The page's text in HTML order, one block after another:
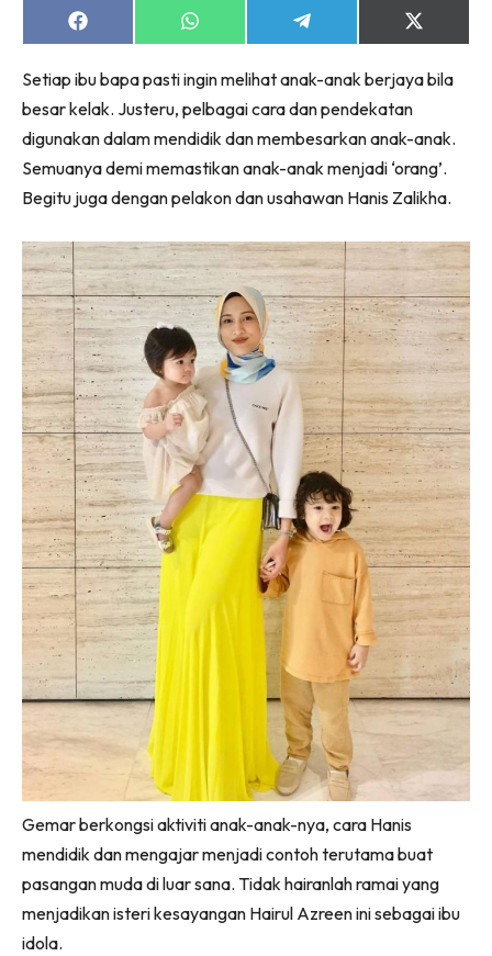
Share
on
Share
on
Share
on
Share
on
(Twitter)
Setiap ibu bapa pasti ingin melihat anak-anak berjaya bila
besar kelak. Justeru, pelbagai cara dan pendekatan
digunakan dalam mendidik dan membesarkan anak-anak.
Semuanya demi memastikan anak-anak menjadi ‘orang’.
Begitu juga dengan pelakon dan usahawan Hanis Zalikha.
Gemar berkongsi aktiviti anak-anak-nya, cara Hanis
mendidik dan mengajar menjadi contoh terutama buat
pasangan muda di luar sana. Tidak hairanlah ramai yang
menjadikan isteri kesayangan Hairul Azreen ini sebagai ibu
idola.